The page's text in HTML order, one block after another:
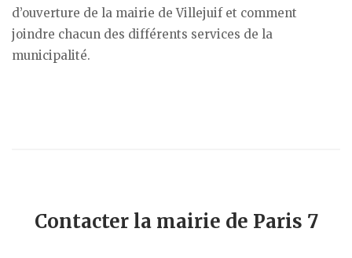
d’ouverture de la mairie de Villejuif et comment
joindre chacun des différents services de la
municipalité.
Contacter la mairie de Paris 7